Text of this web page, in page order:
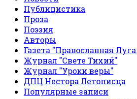
Публицистика
Проза
Поэзия
Авторы
Газета "Православная
Журнал "Свете Тихий"
Журнал "Уроки веры"
ДПЦ Нестора Летописца
Популярные записи